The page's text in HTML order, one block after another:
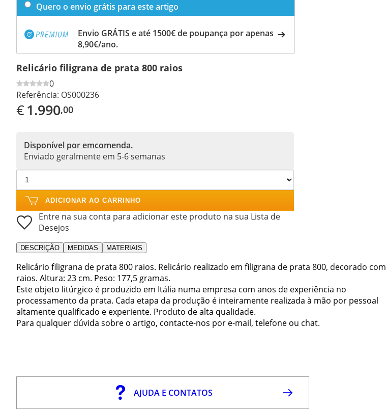
Quero o envio grátis para este artigo
Envio GRÁTIS e até 1500€ de poupança por apenas
8,90€/ano.
Relicário filigrana de prata 800 raios
0
Referência: OS000236
€1.990,00
Disponível por emcomenda.
Enviado geralmente em 5-6 semanas
ADICIONAR AO CARRINHO
Entre na sua conta para adicionar este produto na sua Lista de
Desejos
DESCRIÇÃO MEDIDAS MATERIAIS
Relicário filigrana de prata 800 raios. Relicário realizado em filigrana de prata 800, decorado com
raios. Altura: 23 cm. Peso: 177,5 gramas.
Este objeto litúrgico é produzido em Itália numa empresa com anos de experiência no
processamento da prata. Cada etapa da produção é inteiramente realizada à mão por pessoal
altamente qualificado e experiente. Produto de alta qualidade.
Para qualquer dúvida sobre o artigo, contacte-nos por e-mail, telefone ou chat.
AJUDA E CONTATOS